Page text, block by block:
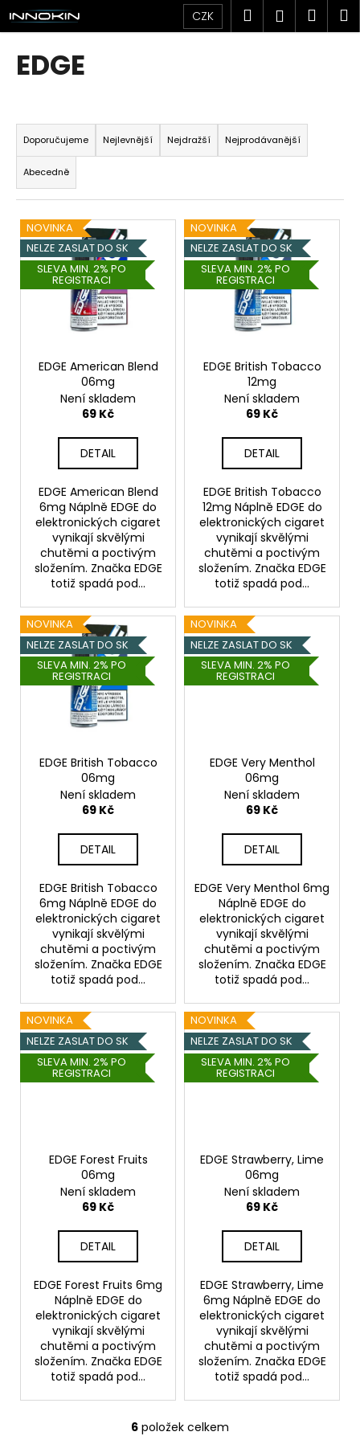
Přejít
na
obsah
CZK Hledat
EDGE
Ř
a
z
e
n
í
p
r
o
Doporučujeme Nejlevnější Nejdražší Nejprodávanější
Abecedně
V
ý
p
i
NOVINKA
NELZE ZASLAT DO SK
SLEVA MIN. 2% PO
REGISTRACI
EDGE American Blend
06mg
Není skladem
69 Kč
DETAIL
EDGE American Blend
6mg Náplně EDGE do
elektronických cigaret
vynikají skvělými
chutěmi a poctivým
složením. Značka EDGE
totiž spadá pod...
NOVINKA
NELZE ZASLAT DO SK
SLEVA MIN. 2% PO
REGISTRACI
EDGE British Tobacco
12mg
Není skladem
69 Kč
DETAIL
EDGE British Tobacco
12mg Náplně EDGE do
elektronických cigaret
vynikají skvělými
chutěmi a poctivým
složením. Značka EDGE
totiž spadá pod...
NOVINKA
NELZE ZASLAT DO SK
SLEVA MIN. 2% PO
REGISTRACI
EDGE British Tobacco
06mg
Není skladem
69 Kč
DETAIL
EDGE British Tobacco
6mg Náplně EDGE do
elektronických cigaret
vynikají skvělými
chutěmi a poctivým
složením. Značka EDGE
totiž spadá pod...
NOVINKA
NELZE ZASLAT DO SK
SLEVA MIN. 2% PO
REGISTRACI
EDGE Very Menthol
06mg
Není skladem
69 Kč
DETAIL
EDGE Very Menthol 6mg
Náplně EDGE do
elektronických cigaret
vynikají skvělými
chutěmi a poctivým
složením. Značka EDGE
totiž spadá pod...
NOVINKA
NELZE ZASLAT DO SK
SLEVA MIN. 2% PO
REGISTRACI
EDGE Forest Fruits
06mg
Není skladem
69 Kč
DETAIL
EDGE Forest Fruits 6mg
Náplně EDGE do
elektronických cigaret
vynikají skvělými
chutěmi a poctivým
složením. Značka EDGE
totiž spadá pod...
NOVINKA
NELZE ZASLAT DO SK
SLEVA MIN. 2% PO
REGISTRACI
EDGE Strawberry, Lime
06mg
Není skladem
69 Kč
DETAIL
EDGE Strawberry, Lime
6mg Náplně EDGE do
elektronických cigaret
vynikají skvělými
chutěmi a poctivým
složením. Značka EDGE
totiž spadá pod...
O
6 položek celkem
K
o
p
o
t
ř
e
b
u
e
D
o
p
r
10ML
6MG
156
Původně:
195